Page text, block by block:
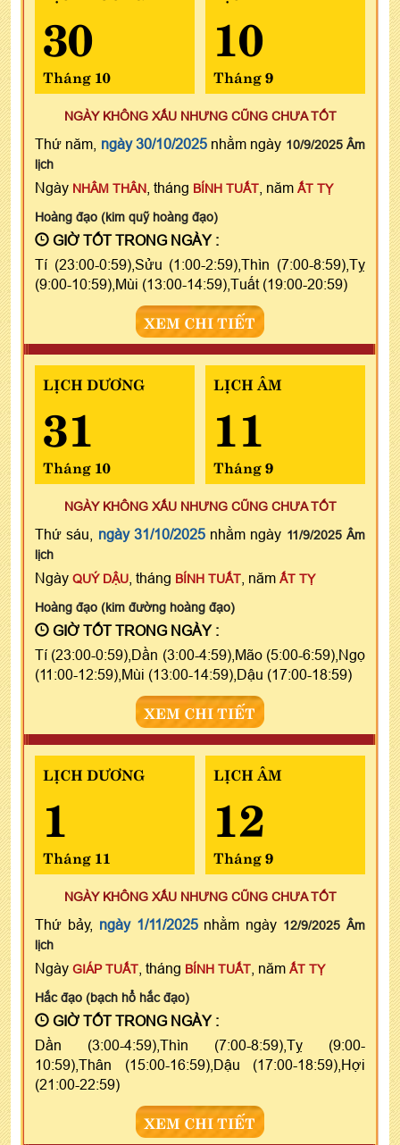
30
Tháng 10
10
Tháng 9
NGÀY KHÔNG XẤU NHƯNG CŨNG CHƯA TỐT
Thứ năm, ngày 30/10/2025nhằm ngày 10/9/2025 Âm
lịch
Ngày NHÂM THÂN , tháng BÍNH TUẤT , năm ẤT TỴ
Hoàng đạo (kim quỹ hoàng đạo)
GIỜ TỐT TRONG NGÀY :
Tí (23:00-0:59),Sửu (1:00-2:59),Thìn (7:00-8:59),Tỵ
(9:00-10:59),Mùi (13:00-14:59),Tuất (19:00-20:59)
XEM CHI TIẾT
LỊCH DƯƠNG
31
Tháng 10
LỊCH ÂM
11
Tháng 9
NGÀY KHÔNG XẤU NHƯNG CŨNG CHƯA TỐT
Thứ sáu, ngày 31/10/2025nhằm ngày 11/9/2025 Âm
lịch
Ngày QUÝ DẬU , tháng BÍNH TUẤT , năm ẤT TỴ
Hoàng đạo (kim đường hoàng đạo)
GIỜ TỐT TRONG NGÀY :
Tí (23:00-0:59),Dần (3:00-4:59),Mão (5:00-6:59),Ngọ
(11:00-12:59),Mùi (13:00-14:59),Dậu (17:00-18:59)
XEM CHI TIẾT
LỊCH DƯƠNG
1
Tháng 11
LỊCH ÂM
12
Tháng 9
NGÀY KHÔNG XẤU NHƯNG CŨNG CHƯA TỐT
Thứ bảy, ngày 1/11/2025nhằm ngày 12/9/2025 Âm
lịch
Ngày GIÁP TUẤT , tháng BÍNH TUẤT , năm ẤT TỴ
Hắc đạo (bạch hổ hắc đạo)
GIỜ TỐT TRONG NGÀY :
Dần (3:00-4:59),Thìn (7:00-8:59),Tỵ (9:00-
10:59),Thân (15:00-16:59),Dậu (17:00-18:59),Hợi
(21:00-22:59)
XEM CHI TIẾT